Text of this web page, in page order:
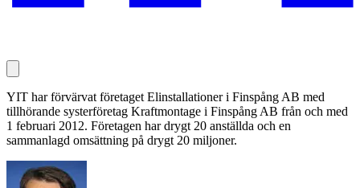
YIT har förvärvat företaget Elinstallationer i Finspång AB med
tillhörande systerföretag Kraftmontage i Finspång AB från och med
1 februari 2012. Företagen har drygt 20 anställda och en
sammanlagd omsättning på drygt 20 miljoner.